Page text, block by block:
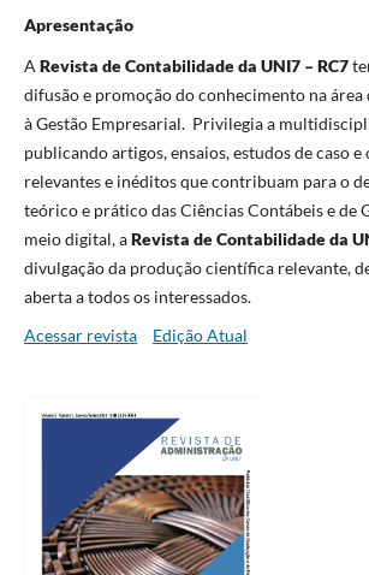
Apresentação
A Revista de Contabilidade da UNI7 – RC7
difusão e promoção do conhecimento na
à Gestão Empresarial. Privilegia a
publicando artigos, ensaios, estudos de caso e
relevantes e inéditos que contribuam para o
teórico e prático das Ciências Contábeis e de
meio digital, aRevista de Contabilidade da
divulgação da produção científica relevante,
aberta a todos os interessados.
Acessar revista
Edição Atual